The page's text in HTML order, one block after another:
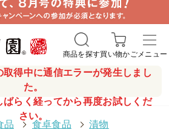
得中に通信エラーが発生しまし
た。
らく経ってから再度お試しくだ
さい。
商品を探す買い物かごメニュー
品 > 食卓食品 > 漬物